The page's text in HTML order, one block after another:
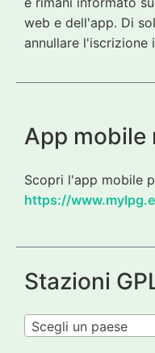
web e dell'app. Di
annullare l'iscrizione
App mobile
Scopri l'app mobile
https://
Stazioni
Scegli un paese